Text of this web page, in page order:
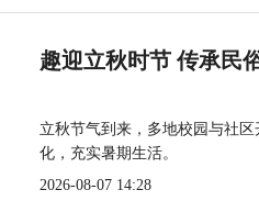
趣迎立秋时节 传承民
立秋节气到来，多地校园与社
化，充实暑期生活。
2026-08-07 14:28